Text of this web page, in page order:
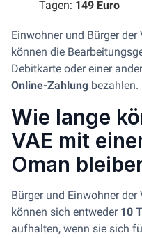
Tagen: 149 Euro
Einwohner und Bürger
können die
Debitkarte oder einer
Online-Zahlung bezahlen.
Wie lange
VAE mit
Oman
Bürger und Einwohner
können sich entweder 10
aufhalten, wenn sie sich